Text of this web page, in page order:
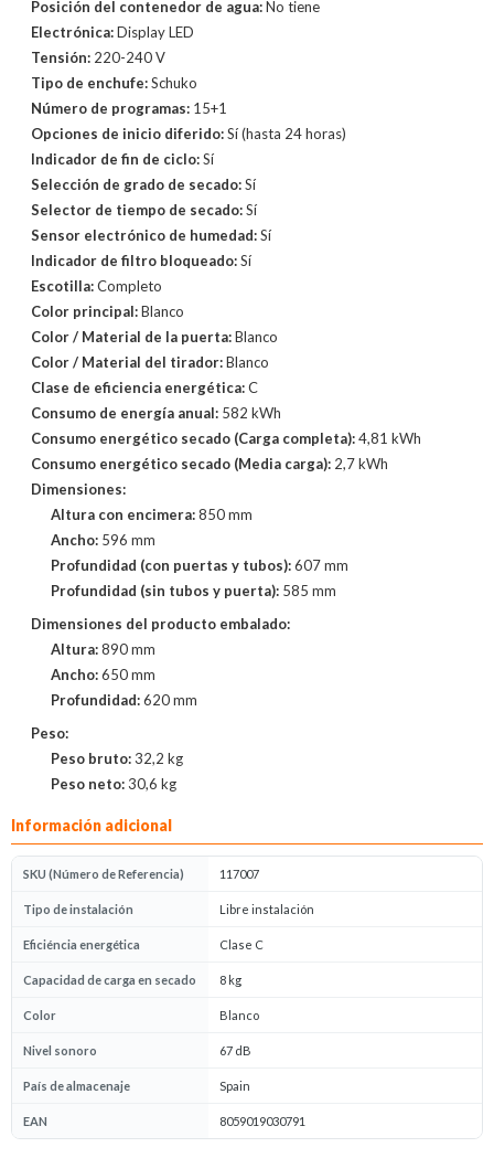
Posición del contenedor de agua:No tiene
Electrónica:Display LED
Tensión: 220-240 V
Tipo de enchufe:Schuko
Número de programas: 15+1
Opciones de inicio diferido:Sí (hasta 24 horas)
Indicador de fin de ciclo:Sí
Selección de grado de secado:Sí
Selector de tiempo de secado:Sí
Sensor electrónico de humedad:Sí
Indicador de filtro bloqueado:Sí
Escotilla:Completo
Color principal:Blanco
Color / Material de la puerta:Blanco
Color / Material del tirador:Blanco
Clase de eficiencia energética:C
Consumo de energía anual: 582 kWh
Consumo energético secado (Carga completa):4,81 kWh
Consumo energético secado (Media carga): 2,7 kWh
Dimensiones:
Altura con encimera:850 mm
Ancho: 596 mm
Profundidad (con puertas y tubos):607 mm
Profundidad (sin tubos y puerta): 585 mm
Dimensiones del producto embalado:
Altura:890 mm
Ancho:650 mm
Profundidad:620 mm
Peso:
Peso bruto:32,2 kg
Peso neto:30,6 kg
Información adicional
SKU (Número de Referencia) 117007
Tipo de instalación Libre instalación
Eficiéncia energética Clase C
Capacidad de carga en secado 8 kg
Color Blanco
Nivel sonoro 67 dB
País de almacenaje Spain
EAN 8059019030791